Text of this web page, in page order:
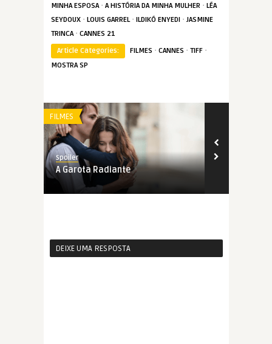
MINHA ESPOSA· A HISTÓRIA DA MINHA MULHER · LÉA
SEYDOUX · LOUIS GARREL· ILDIKÓ ENYEDI · JASMINE
TRINCA· CANNES 21
Article Categories:
FILMES · CANNES · TIFF ·
MOSTRA SP
FILMES
Spoiler
A Garota Radiante
DEIXE UMA RESPOSTA